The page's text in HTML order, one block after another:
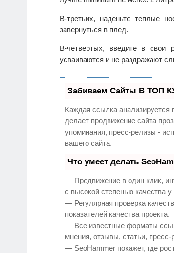
В-третьих, наденьте теплые
завернуться в плед.
В-четвертых, введите в свой
усваиваются и не раздражают
Забиваем Сайты В ТОП
Каждая ссылка анализируется
делает продвижение сайта
упоминания, пресс-релизы -
вашего сайта.
Что умеет делать
— Продвижение в один клик,
с высокой степенью качества
— Регулярная проверка
показателей качества проекта.
— Все известные форматы
мнения, отзывы, статьи, пресс-
— SeoHammer покажет, где